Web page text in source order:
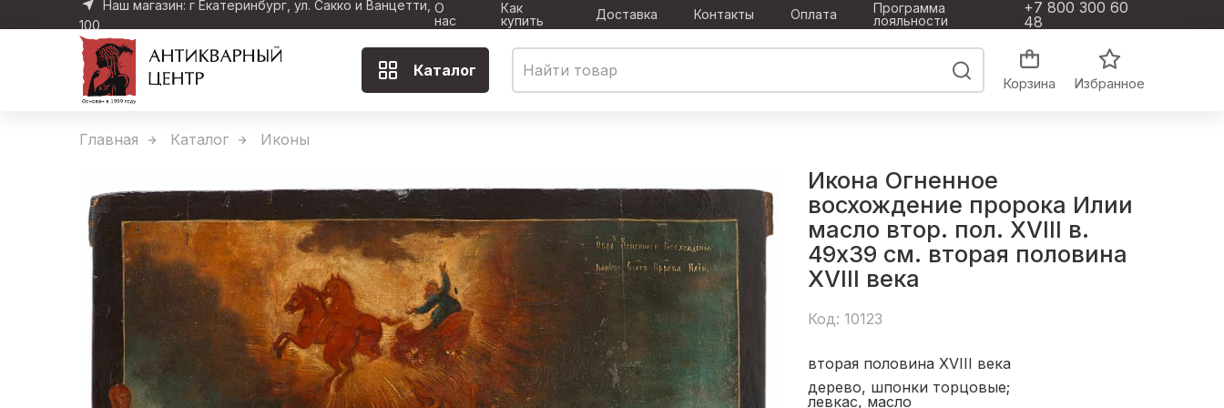
Наш магазин: г Екатеринбург, ул. Сакко и Ванцетти,
100
О
нас
Как
купить
Доставка Контакты Оплата
Программа
лояльности
+7 800 300 60
48
Каталог
Корзина Избранное
Главная Каталог Иконы
Икона Огненное
восхождение пророка Илии
масло втор. пол. XVIII в.
49x39 см. вторая половина
ХVIII века
Код: 10123
вторая половина ХVIII века
дерево, шпонки торцовые;
левкас, масло